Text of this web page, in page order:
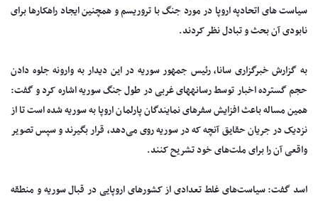
سیاست های اتحادپه اروپا در مورد جنگ با تروریسم و همچنین ایجاد راهکارها برای
نابودی آن بحث و تبادل نظر کردند.
به گزارش خبرگزاری سانا، رئیس جمهور سوریه در این دیدار به وارونه جلوه دادن
حجم گسترده‌ اخبار توسط رسانه‎های غربی در طول جنگ سوریه اشاره کرد و گفت:
همین مساله باعث افزایش سفرهای نمایندگان پارلمان اروپا به سوریه شده است تا از
نزدیک در جریان حقایق آنچه که در سوریه روی می‎‌دهد، قرار بگیرند و سپس تصویر
واقعی آن را برای ملت‌های خود تشریح کنند.
اسد گفت: سیاست‌های غلط تعدادی از کشورهای اروپایی در قبال سوریه و منطقه